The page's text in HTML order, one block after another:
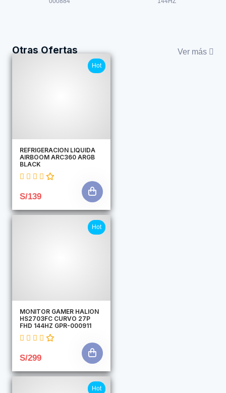
Otras Ofertas Ver más
Hot
REFRIGERACION LIQUIDA
AIRBOOM ARC360 ARGB
BLACK
S/139
Hot
MONITOR GAMER HALION
HS2703FC CURVO 27P
FHD 144HZ GPR-000911
S/299
Hot